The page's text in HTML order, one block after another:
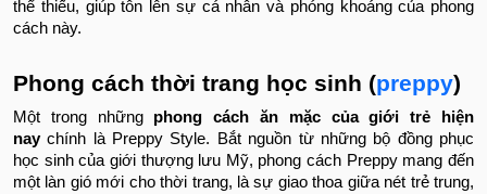
thể thiếu, giúp tôn lên sự cá nhân và phóng khoáng của phong
cách này.
Phong cách thời trang học sinh (preppy)
Một trong những phong cách ăn mặc của giới trẻ hiện
naychính là Preppy Style. Bắt nguồn từ những bộ đồng phục
học sinh của giới thượng lưu Mỹ, phong cách Preppy mang đến
một làn gió mới cho thời trang, là sự giao thoa giữa nét trẻ trung,